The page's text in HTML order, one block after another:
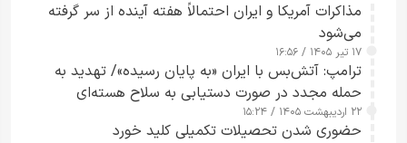
مذاکرات آمریکا و ایران احتمالاً هفته آینده از سر گرفته
می‌شود
۱۷ تیر ۱۴۰۵ / ۱۶:۵۶
ترامپ: آتش‌بس با ایران «به پایان رسیده»/ تهدید به
حمله مجدد در صورت دستیابی به سلاح هسته‌ای
۲۲ اردیبهشت ۱۴۰۵ / ۱۵:۲۴
حضوری شدن تحصیلات تکمیلی کلید خورد